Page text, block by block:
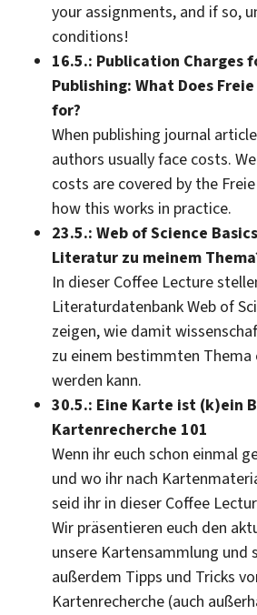
your assignments, and if so,
conditions!
16.5.: Publication Charges
Publishing: What Does
for?
When publishing journal
authors usually face costs.
costs are covered by the
how this works in practice.
23.5.: Web of Science
Literatur zu meinem
In dieser Coffee Lecture
Literaturdatenbank Web of
zeigen, wie damit
zu einem bestimmten
werden kann.
30.5.: Eine Karte ist (k)ein
Kartenrecherche 101
Wenn ihr euch schon einmal
und wo ihr nach
seid ihr in dieser Coffee
Wir präsentieren euch den
unsere Kartensammlung und
außerdem Tipps und Tricks
Kartenrecherche (auch